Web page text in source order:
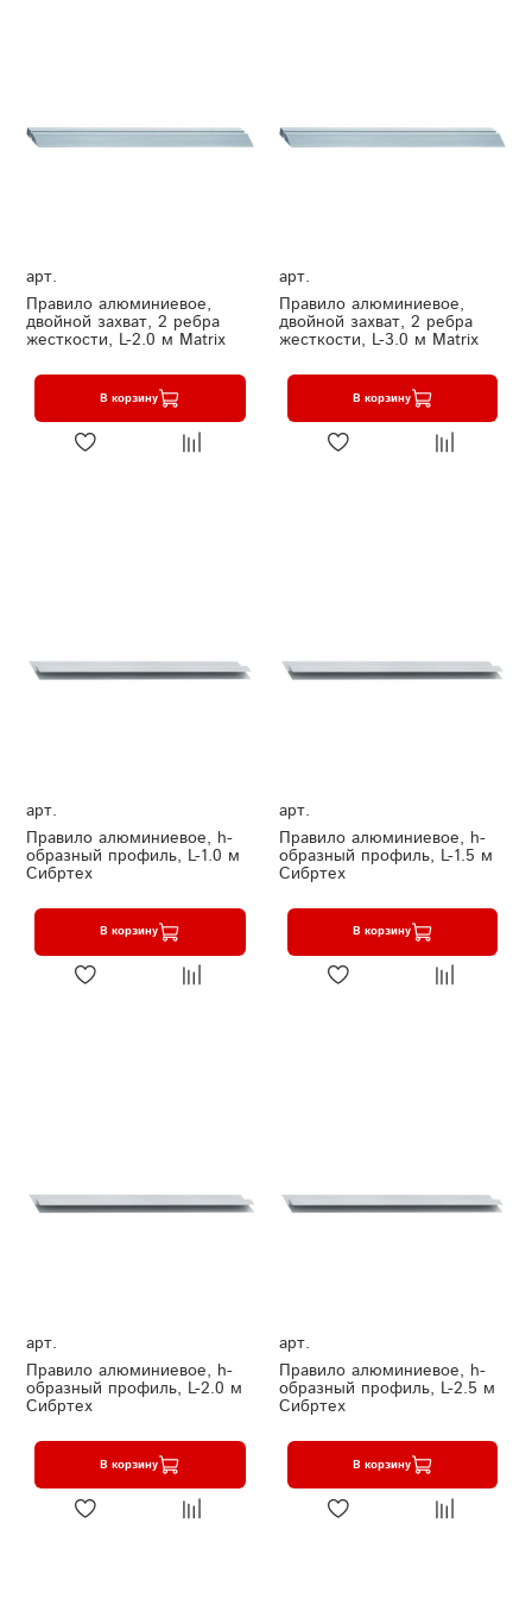
арт.
Правило алюминиевое,
двойной захват, 2 ребра
жесткости, L-2.0 м Matrix
В корзину
арт.
Правило алюминиевое,
двойной захват, 2 ребра
жесткости, L-3.0 м Matrix
В корзину
арт.
Правило алюминиевое, h-
образный профиль, L-1.0 м
Сибртех
В корзину
арт.
Правило алюминиевое, h-
образный профиль, L-1.5 м
Сибртех
В корзину
арт.
Правило алюминиевое, h-
образный профиль, L-2.0 м
Сибртех
В корзину
арт.
Правило алюминиевое, h-
образный профиль, L-2.5 м
Сибртех
В корзину